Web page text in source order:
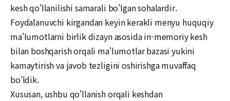
kesh qo'llanilishi samarali bo'lgan sohalardir.
Foydalanuvchi kirgandan keyin kerakli menyu huquqiy
ma'lumotlarni birlik dizayn asosida in-memoriy kesh
bilan boshqarish orqali ma'lumotlar bazasi yukini
kamaytirish va javob tezligini oshirishga muvaffaq
bo'ldik.
Xususan, ushbu qo'llanish orqali keshdan